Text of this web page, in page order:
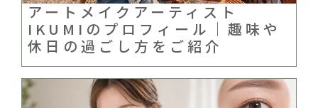
アートメイクアーティスト
IKUMIのプロフィール｜趣味や
休日の過ごし方をご紹介